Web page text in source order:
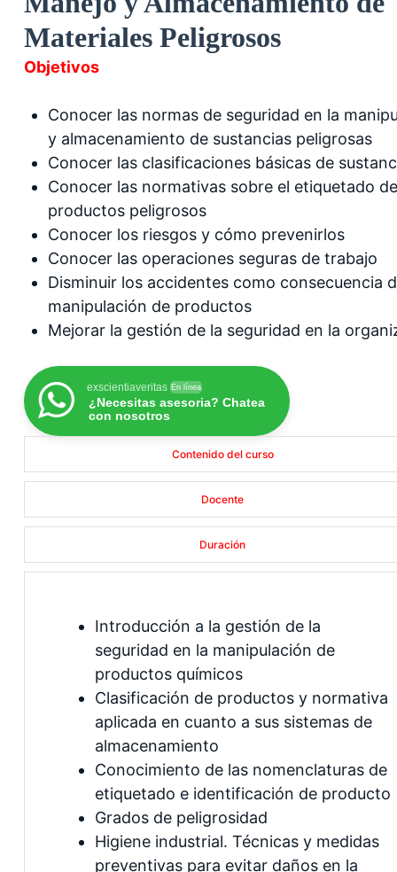
Materiales Peligrosos
Objetivos
Conocer las normas de seguridad en la
y almacenamiento de sustancias peligrosas
Conocer las clasificaciones básicas de
Conocer las normativas sobre el etiquetado
productos peligrosos
Conocer los riesgos y cómo prevenirlos
Conocer las operaciones seguras de trabajo
Disminuir los accidentes como consecuencia
manipulación de productos
Mejorar la gestión de la seguridad en la
exscientiaveritas En línea
¿Necesitas asesoria? Chatea
con nosotros
Contenido del curso
Docente
Duración
Introducción a la gestión de la
seguridad en la manipulación de
productos químicos
Clasificación de productos y normativa
aplicada en cuanto a sus sistemas de
almacenamiento
Conocimiento de las nomenclaturas de
etiquetado e identificación de producto
Grados de peligrosidad
Higiene industrial. Técnicas y medidas
preventivas para evitar daños en la